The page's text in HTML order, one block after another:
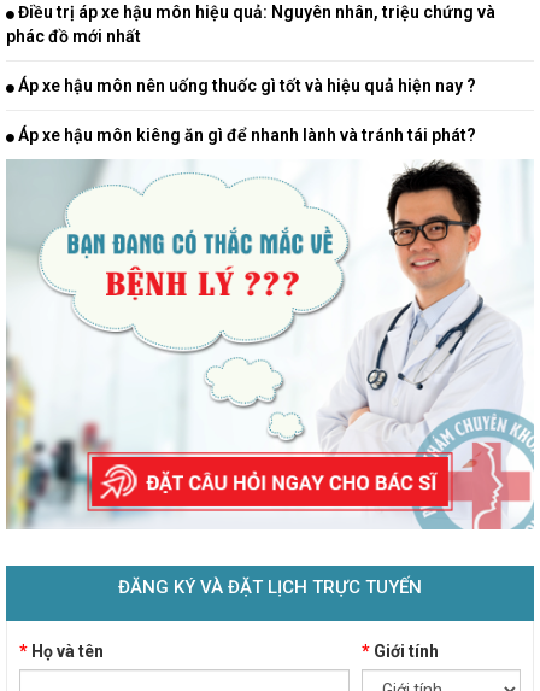
Điều trị áp xe hậu môn hiệu quả: Nguyên nhân, triệu chứng và
phác đồ mới nhất
Áp xe hậu môn nên uống thuốc gì tốt và hiệu quả hiện nay ?
Áp xe hậu môn kiêng ăn gì để nhanh lành và tránh tái phát?
ĐĂNG KÝ VÀ ĐẶT LỊCH TRỰC TUYẾN
* Họ và tên *Giới tính